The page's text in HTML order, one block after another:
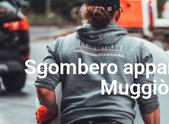
Sgombero
Muggiò